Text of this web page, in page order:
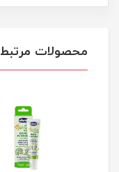
محصولات مرتبط